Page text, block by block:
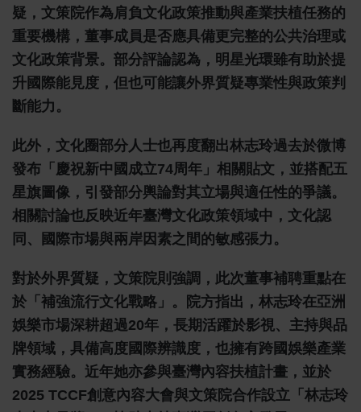
疑，文策院作為肩負文化政策推動與產業扶植任務的
重要機構，董事成員是否應具備更完整的公共治理或
文化政策背景。部分評論認為，明星光環雖有助於提
升國際能見度，但也可能讓外界質疑專業性與政策判
斷能力。
此外，文化圈部分人士也再度翻出林志玲過去於微博
發布「慶祝新中國成立74周年」相關貼文，並搭配五
星旗圖像，引發部分輿論對其立場與適任性的爭議。
相關討論也反映近年臺灣文化政策領域中，文化認
同、國際市場與兩岸因素之間的敏感張力。
對於外界質疑，文策院則強調，此次董事補聘重點在
於「補強流行文化戰略」。院方指出，林志玲在亞洲
娛樂市場深耕超過20年，長期活躍於影視、主持與品
牌領域，具備高度國際辨識度，也擁有跨國娛樂產業
實務經驗。近年她亦參與臺灣內容扶植計畫，並於
2025 TCCF創意內容大會與文策院合作設立「林志玲